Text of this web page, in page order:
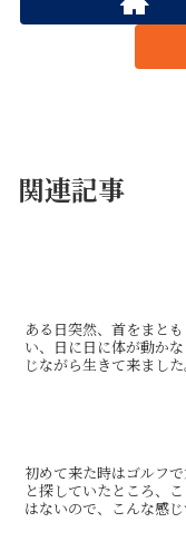
関連記事
ある日突然、首をまと
い、日に日に体が動か
じながら生きて来まし
初めて来た時はゴルフ
と探していたところ、
はないので、こんな感